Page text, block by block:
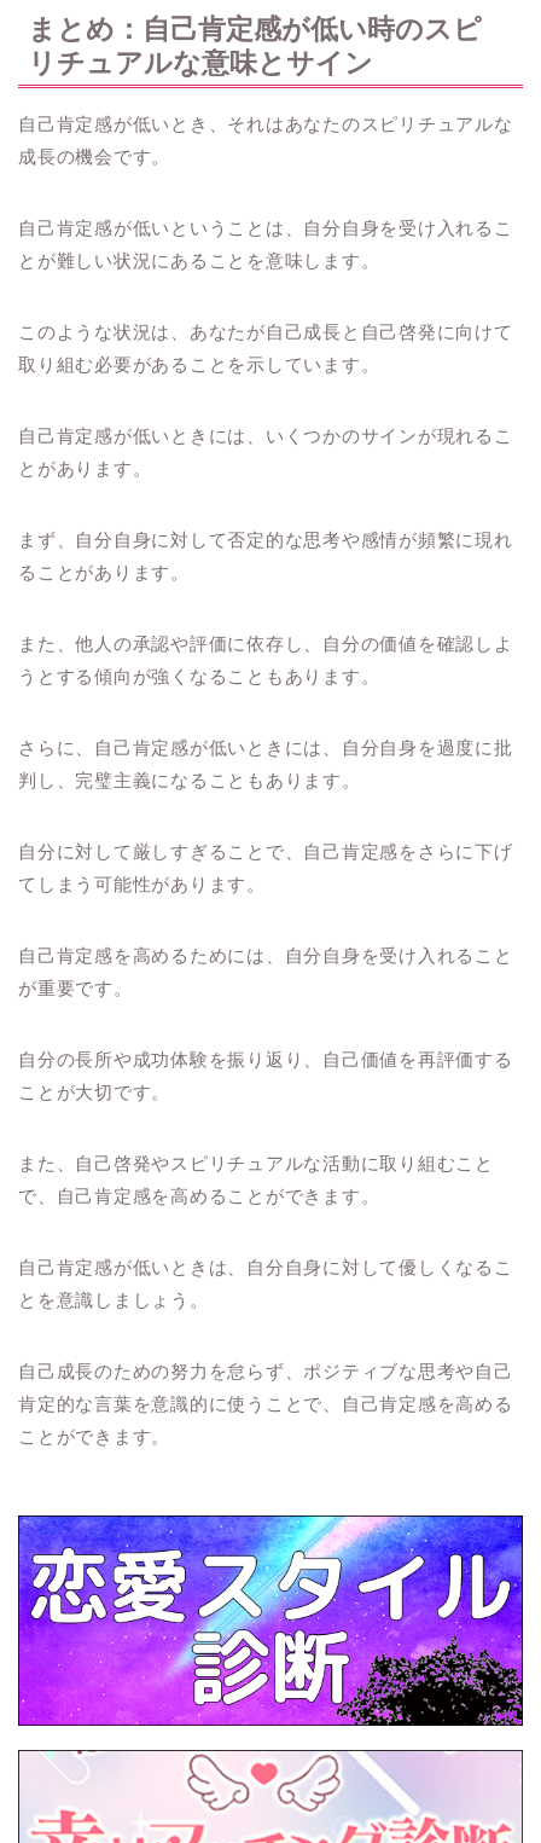
まとめ：自己肯定感が低い時のスピ
リチュアルな意味とサイン
自己肯定感が低いとき、それはあなたのスピリチュアルな
成長の機会です。
自己肯定感が低いということは、自分自身を受け入れるこ
とが難しい状況にあることを意味します。
このような状況は、あなたが自己成長と自己啓発に向けて
取り組む必要があることを示しています。
自己肯定感が低いときには、いくつかのサインが現れるこ
とがあります。
まず、自分自身に対して否定的な思考や感情が頻繁に現れ
ることがあります。
また、他人の承認や評価に依存し、自分の価値を確認しよ
うとする傾向が強くなることもあります。
さらに、自己肯定感が低いときには、自分自身を過度に批
判し、完璧主義になることもあります。
自分に対して厳しすぎることで、自己肯定感をさらに下げ
てしまう可能性があります。
自己肯定感を高めるためには、自分自身を受け入れること
が重要です。
自分の長所や成功体験を振り返り、自己価値を再評価する
ことが大切です。
また、自己啓発やスピリチュアルな活動に取り組むこと
で、自己肯定感を高めることができます。
自己肯定感が低いときは、自分自身に対して優しくなるこ
とを意識しましょう。
自己成長のための努力を怠らず、ポジティブな思考や自己
肯定的な言葉を意識的に使うことで、自己肯定感を高める
ことができます。